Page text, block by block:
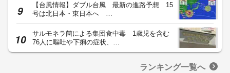
【台風情報】ダブル台風 最新の進路予想 15
号は北日本・東日本へ …
サルモネラ菌による集団食中毒 1歳児を含む
76人に嘔吐や下痢の症状、…
ランキング一覧へ